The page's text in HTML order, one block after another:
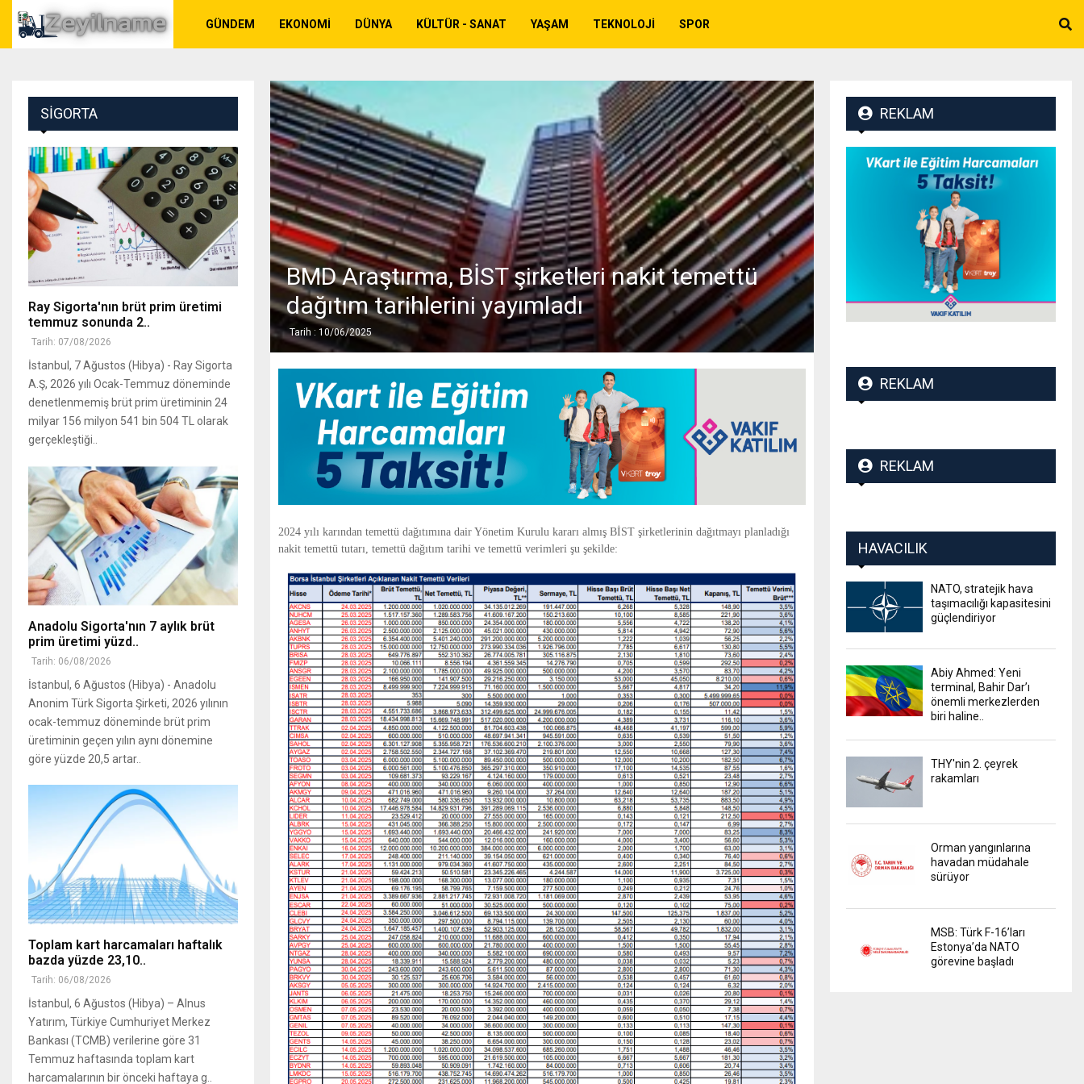
GÜNDEM EKONOMI DÜNYA KÜLTÜR - SANAT YAŞAM TEKNOLOJI SPOR
BMD Araştırma, BİST şirketleri nakit temettü
dağıtım tarihlerini yayımladı
Tarih : 10/06/2025
2024 yılı karından temettü dağıtımına dair Yönetim Kurulu kararı almış BİST şirketlerinin dağıtmayı planladığı
nakit temettü tutarı, temettü dağıtım tarihi ve temettü verimleri şu şekilde:
SIGORTA
Ray Sigorta'nın brüt prim üretimi
temmuz sonunda 2..
Tarih: 07/08/2026
İstanbul, 7 Ağustos (Hibya) - Ray Sigorta
A.Ş, 2026 yılı Ocak-Temmuz döneminde
denetlenmemiş brüt prim üretiminin 24
milyar 156 milyon 541 bin 504 TL olarak
gerçekleştiği..
Anadolu Sigorta'nın 7 aylık brüt
prim üretimi yüzd..
Tarih: 06/08/2026
İstanbul, 6 Ağustos (Hibya) - Anadolu
Anonim Türk Sigorta Şirketi, 2026 yılının
ocak-temmuz döneminde brüt prim
üretiminin geçen yılın aynı dönemine
göre yüzde 20,5 artar..
Toplam kart harcamaları haftalık
bazda yüzde 23,10..
Tarih: 06/08/2026
İstanbul, 6 Ağustos (Hibya) – Alnus
Yatırım, Türkiye Cumhuriyet Merkez
Bankası (TCMB) verilerine göre 31
Temmuz haftasında toplam kart
harcamalarının bir önceki haftaya g..
REKLAM
REKLAM
REKLAM
HAVACILIK
NATO, stratejik hava
taşımacılığı kapasitesini
güçlendiriyor
Abiy Ahmed: Yeni
terminal, Bahir Dar’ı
önemli merkezlerden
biri haline..
THY'nin 2. çeyrek
rakamları
Orman yangınlarına
havadan müdahale
sürüyor
MSB: Türk F-16’ları
Estonya’da NATO
görevine başladı